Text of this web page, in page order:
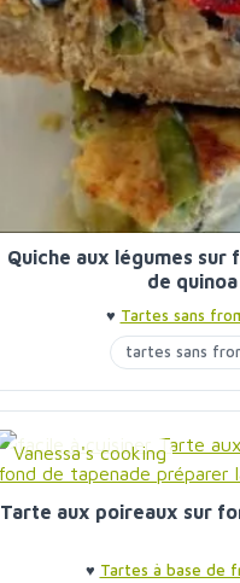
Quiche aux légumes sur
de quinoa
♥ Tartes sans
tartes sans
Vanessa's cooking
Tarte aux poireaux sur
♥ Tartes à base de